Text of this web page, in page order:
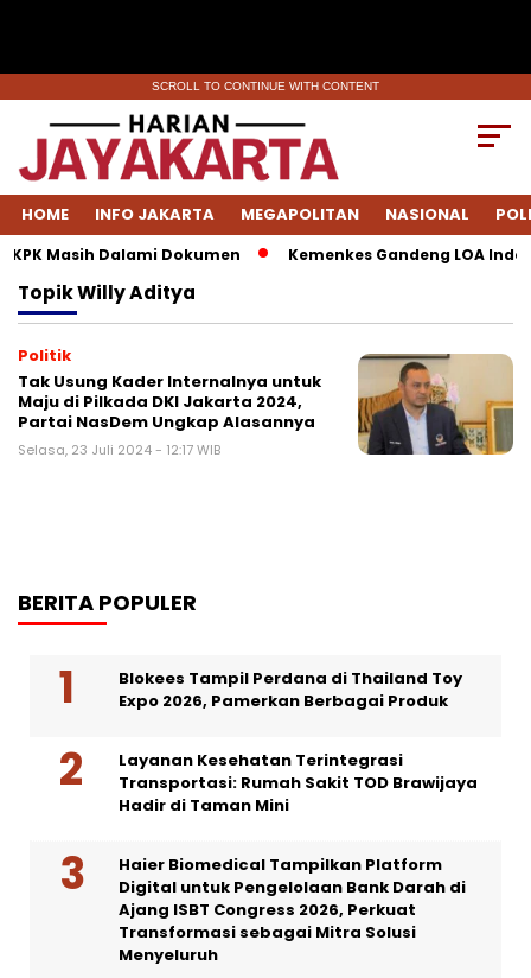
SCROLL TO CONTINUE WITH CONTENT
HOME INFO JAKARTA MEGAPOLITAN NASIONAL
Masih Dalami Dokumen Kemenkes Gandeng LOA
TopikWilly Aditya
Politik
Tak Usung Kader Internalnya untuk
Maju di Pilkada DKI Jakarta 2024,
Partai NasDem Ungkap Alasannya
Selasa, 23 Juli 2024 - 12:17 WIB
BERITA POPULER
Blokees Tampil Perdana di Thailand Toy
Expo 2026, Pamerkan Berbagai Produk
Layanan Kesehatan Terintegrasi
Transportasi: Rumah Sakit TOD Brawijaya
Hadir di Taman Mini
Haier Biomedical Tampilkan Platform
Digital untuk Pengelolaan Bank Darah di
Ajang ISBT Congress 2026, Perkuat
Transformasi sebagai Mitra Solusi
Menyeluruh